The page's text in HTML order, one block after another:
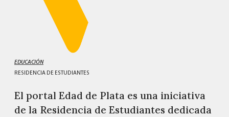
EDUCACIÓN
RESIDENCIA DE ESTUDIANTES
El portal Edad de Plata es una iniciativa
de la Residencia de Estudiantes dedicada